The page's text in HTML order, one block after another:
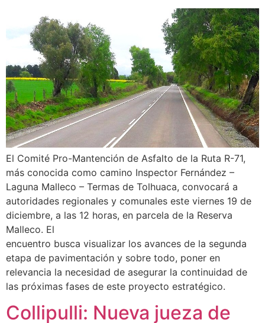
El Comité Pro-Mantención de Asfalto de la Ruta R-71,
más conocida como camino Inspector Fernández –
Laguna Malleco – Termas de Tolhuaca, convocará a
autoridades regionales y comunales este viernes 19 de
diciembre, a las 12 horas, en parcela de la Reserva
Malleco. El
encuentro busca visualizar los avances de la segunda
etapa de pavimentación y sobre todo, poner en
relevancia la necesidad de asegurar la continuidad de
las próximas fases de este proyecto estratégico.
Collipulli: Nueva jueza de